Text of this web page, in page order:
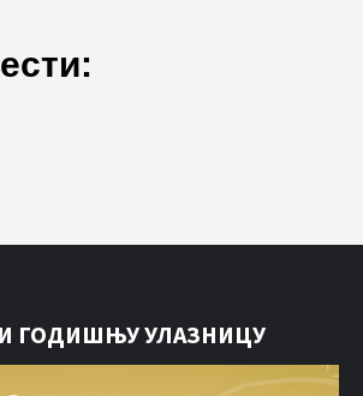
ГОДИШЊУ УЛАЗНИЦУ